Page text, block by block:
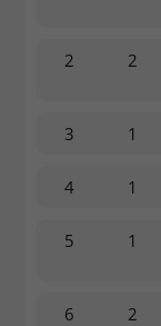
2 2
3 1
4 1
5 1
6 2